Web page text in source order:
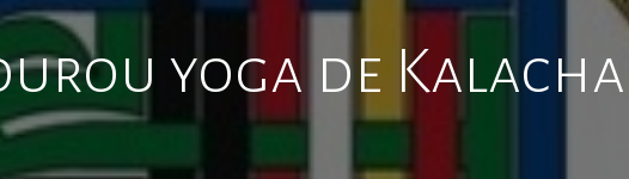
yoga de